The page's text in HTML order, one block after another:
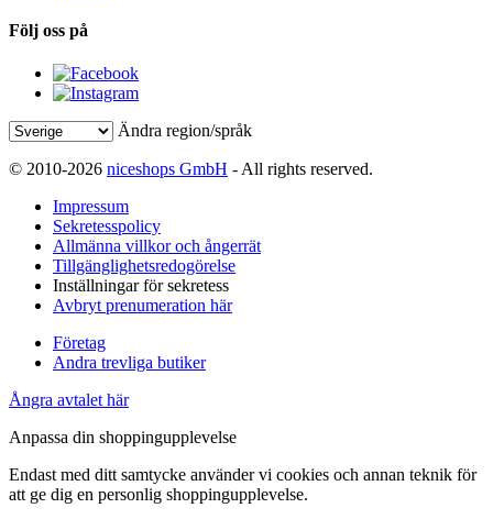
Följ oss på
Ändra region/språk
© 2010-2026 niceshops GmbH - All rights reserved.
Impressum
Sekretesspolicy
Allmänna villkor och ångerrät
Tillgänglighetsredogörelse
Inställningar för sekretess
Avbryt prenumeration här
Företag
Andra trevliga butiker
Ångra avtalet här
Anpassa din shoppingupplevelse
Endast med ditt samtycke använder vi cookies och annan teknik för
att ge dig en personlig shoppingupplevelse.